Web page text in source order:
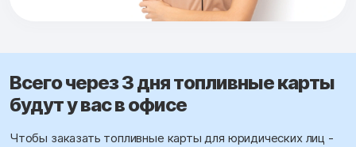
Всего через 3 дня топливные карты
будут у вас в офисе
Чтобы заказать топливные карты для юридических лиц -